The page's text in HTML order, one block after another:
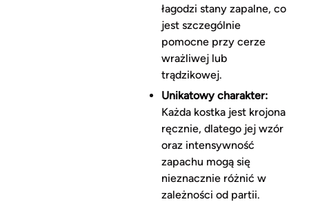
łagodzi stany zapalne, co
jest szczególnie
pomocne przy cerze
wrażliwej lub
trądzikowej.
Unikatowy charakter:
Każda kostka jest krojona
ręcznie, dlatego jej wzór
oraz intensywność
zapachu mogą się
nieznacznie różnić w
zależności od partii.